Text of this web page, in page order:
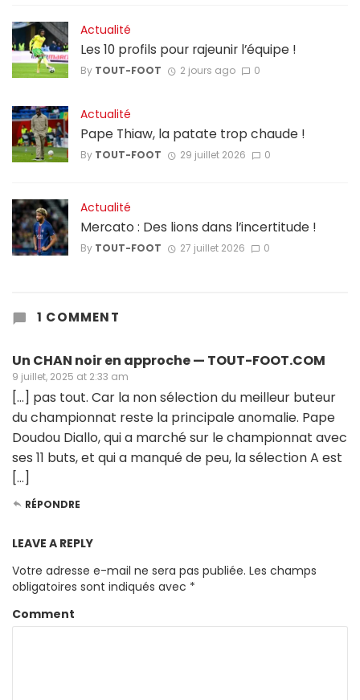
Actualité
Les 10 profils pour rajeunir l’équipe !
By TOUT-FOOT 2 jours ago 0
Actualité
Pape Thiaw, la patate trop chaude !
By TOUT-FOOT 29 juillet 2026 0
Actualité
Mercato : Des lions dans l’incertitude !
By TOUT-FOOT 27 juillet 2026 0
1 COMMENT
Un CHAN noir en approche — TOUT-FOOT.COM
9 juillet, 2025 at 2:33 am
[…] pas tout. Car la non sélection du meilleur buteur
du championnat reste la principale anomalie. Pape
Doudou Diallo, qui a marché sur le championnat avec
ses 11 buts, et qui a manqué de peu, la sélection A est
[…]
RÉPONDRE
LEAVE A REPLY
Votre adresse e-mail ne sera pas publiée. Les champs
obligatoires sont indiqués avec *
Comment